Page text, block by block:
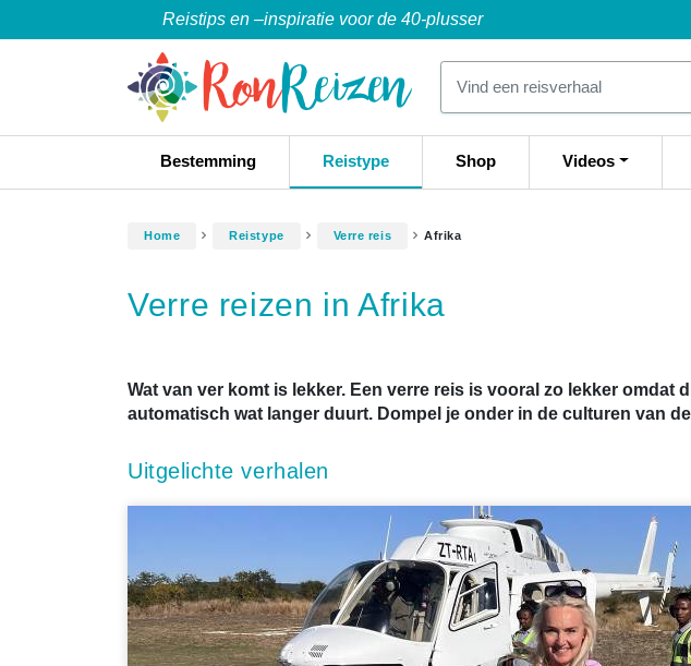
Reistips en –inspiratie voor de 40-plusser
Bestemming Reistype Shop Videos
Home Reistype Verre reis Afrika
Verre reizen in Afrika
Wat van ver komt is lekker. Een verre reis is vooral zo lekker omdat
automatisch wat langer duurt. Dompel je onder in de culturen van
Uitgelichte verhalen